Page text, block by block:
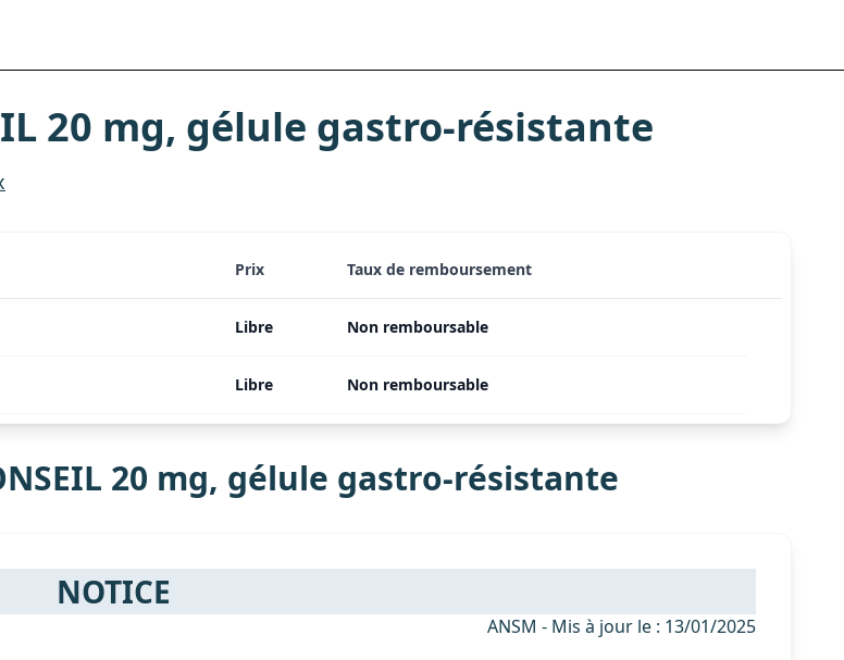
20 mg, gélule gastro-résistante
Prix Taux de remboursement
Libre Non remboursable
Libre Non remboursable
20 mg, gélule gastro-résistante
NOTICE
ANSM - Mis à jour le : 13/01/2025